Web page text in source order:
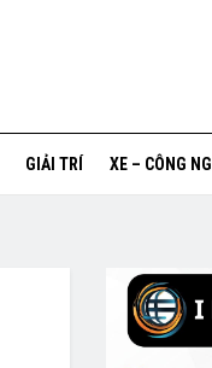
GIẢI TRÍ XE – CÔNG